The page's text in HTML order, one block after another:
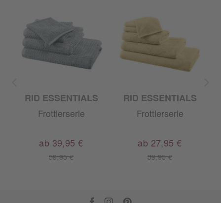
RID ESSENTIALS
Frottierserie
59,95 €
ab 39,95 €
RID ESSENTIALS
Frottierserie
39,95 €
ab 27,95 €